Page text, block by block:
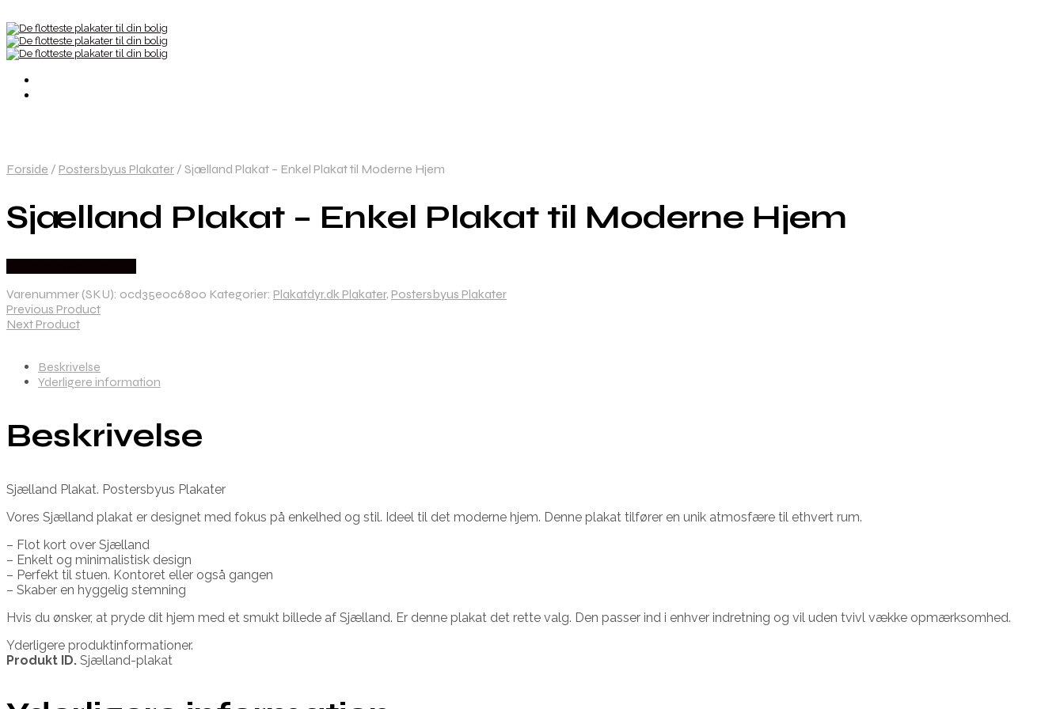
Forside / Postersbyus Plakater / Sjælland Plakat – Enkel Plakat til Moderne Hjem
Sjælland Plakat – Enkel Plakat til Moderne Hjem
Varenummer (SKU): 0cd35e0c6800 Kategorier: Plakatdyr.dk Plakater, Postersbyus Plakater
Previous Product
Next Product
Beskrivelse
Yderligere information
Beskrivelse
Sjælland Plakat. Postersbyus Plakater
Vores Sjælland plakat er designet med fokus på enkelhed og stil. Ideel til det moderne hjem. Denne plakat tilfører en unik atmosfære til ethvert rum.
– Flot kort over Sjælland
– Enkelt og minimalistisk design
– Perfekt til stuen. Kontoret eller også gangen
– Skaber en hyggelig stemning
Hvis du ønsker, at pryde dit hjem med et smukt billede af Sjælland. Er denne plakat det rette valg. Den passer ind i enhver indretning og vil uden tvivl vække opmærksomhed.
Yderligere produktinformationer.
Produkt ID. Sjælland-plakat